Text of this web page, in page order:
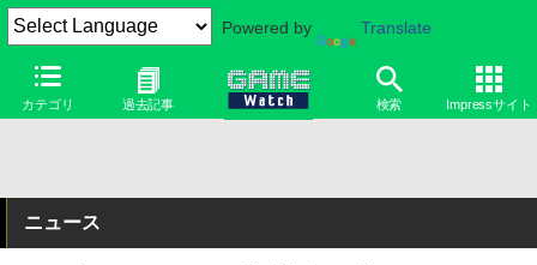
Powered by Translate
カテゴリ 過去記事 検索 Impressサイト
ニュース